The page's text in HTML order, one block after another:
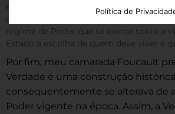
estudado por Foucault é o Racismo de
dispositivo que garante a função
regime de Poder que se exerce sobre a
Estado a escolha de quem deve viver e
Por fim, meu camarada Foucault
Verdade é uma construção
consequentemente se alterava de
Poder vigente na época. Assim, a
Política de